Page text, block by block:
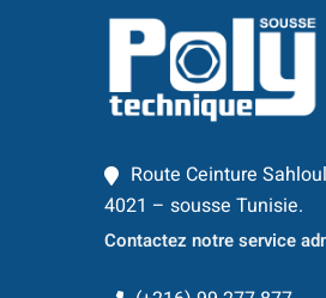
Route Ceinture
4021 – sousse Tunisie.
Contactez notre service